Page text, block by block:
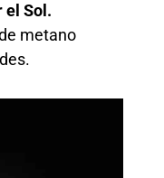
el Sol.
metano